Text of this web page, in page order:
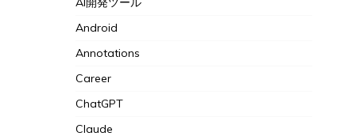
Android
Annotations
Career
ChatGPT
Claude